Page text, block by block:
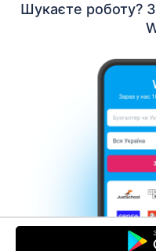
Шукаєте роботу?
Контакти